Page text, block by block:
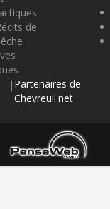
de
| Partenaires de
Chevreuil.net